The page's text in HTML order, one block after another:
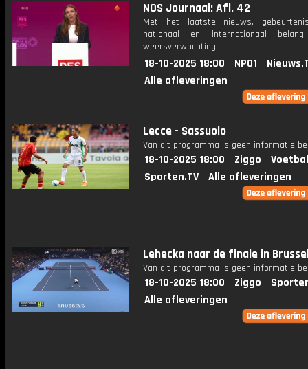
NOS Journaal: Afl. 42
Met het laatste nieuws,
nationaal en internationaal
weersverwachting.
18-10-2025 18:00 NPO1
Alle afleveringen
Lecce - Sassuolo
Van dit programma is geen informatie
18-10-2025 18:00 Ziggo
Sporten.TV
Alle afleveringen
Lehecka naar de finale in
Van dit programma is geen informatie
18-10-2025 18:00 Ziggo
Alle afleveringen